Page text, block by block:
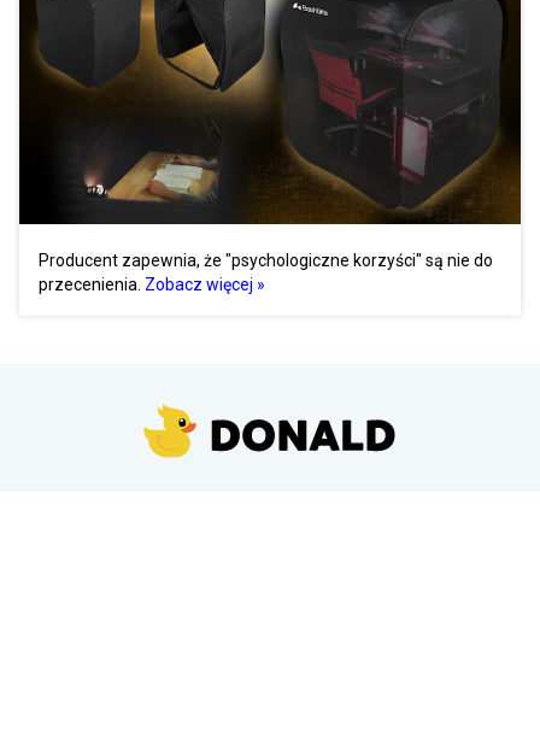
Producent zapewnia, że "psychologiczne korzyści" są nie do
przecenienia. Zobacz więcej »